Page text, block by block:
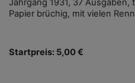
Jahrgang 1931, 37 Ausgaben,
Papier brüchig, mit vielen
Startpreis: 5,00 €